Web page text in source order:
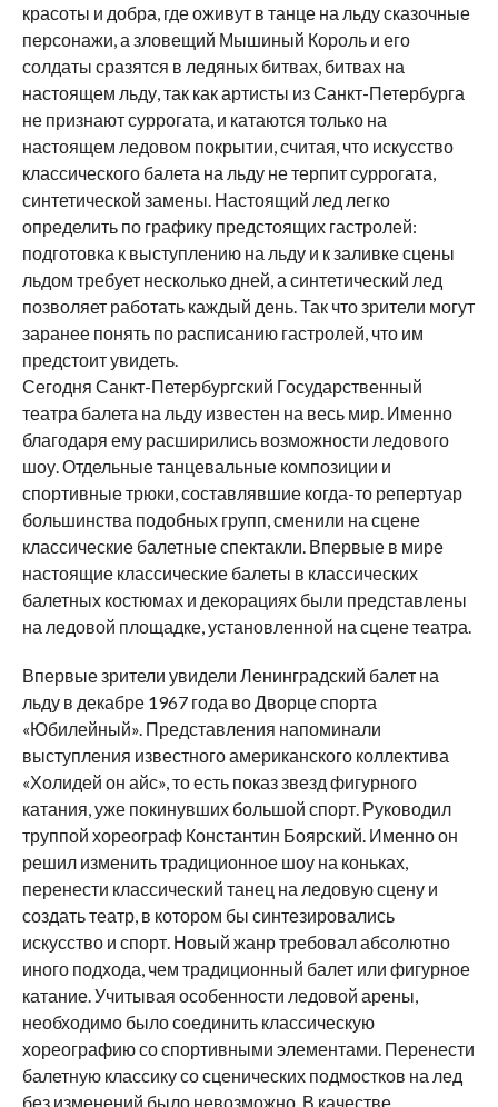
красоты и добра, где оживут в танце на льду сказочные
персонажи, а зловещий Мышиный Король и его
солдаты сразятся в ледяных битвах, битвах на
настоящем льду, так как артисты из Санкт-Петербурга
не признают суррогата, и катаются только на
настоящем ледовом покрытии, считая, что искусство
классического балета на льду не терпит суррогата,
синтетической замены. Настоящий лед легко
определить по графику предстоящих гастролей:
подготовка к выступлению на льду и к заливке сцены
льдом требует несколько дней, а синтетический лед
позволяет работать каждый день. Так что зрители могут
заранее понять по расписанию гастролей, что им
предстоит увидеть.
Сегодня Санкт-Петербургский Государственный
театра балета на льду известен на весь мир. Именно
благодаря ему расширились возможности ледового
шоу. Отдельные танцевальные композиции и
спортивные трюки, составлявшие когда-то репертуар
большинства подобных групп, сменили на сцене
классические балетные спектакли. Впервые в мире
настоящие классические балеты в классических
балетных костюмах и декорациях были представлены
на ледовой площадке, установленной на сцене театра.
Впервые зрители увидели Ленинградский балет на
льду в декабре 1967 года во Дворце спорта
«Юбилейный». Представления напоминали
выступления известного американского коллектива
«Холидей он айс», то есть показ звезд фигурного
катания, уже покинувших большой спорт. Руководил
труппой хореограф Константин Боярский. Именно он
решил изменить традиционное шоу на коньках,
перенести классический танец на ледовую сцену и
создать театр, в котором бы синтезировались
искусство и спорт. Новый жанр требовал абсолютно
иного подхода, чем традиционный балет или фигурное
катание. Учитывая особенности ледовой арены,
необходимо было соединить классическую
хореографию со спортивными элементами. Перенести
балетную классику со сценических подмостков на лед
без изменений было невозможно. В качестве